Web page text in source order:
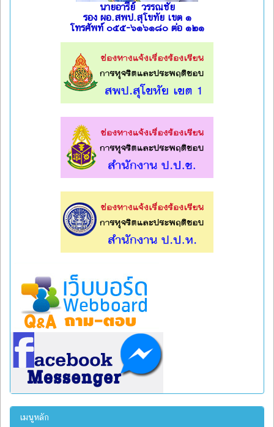
นายอารีย์ วรรณชัย
รอง ผอ.สพป.สุโขทัย เขต ๑
โทรศัพท์ ๐๕๕-๖๑๖๑๘๐ ต่อ ๑๒๑
เมนูหลัก